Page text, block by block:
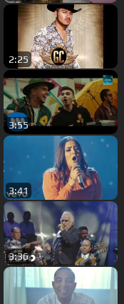
2:25
3:55
3:41
3:36